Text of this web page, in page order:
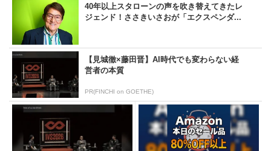
40年以上スタローンの声を吹き替えてきたレ
ジェンド！ささきいさおが「エクスペンダ...
【見城徹×藤田晋】AI時代でも変わらない経
営者の本質
PR(FINCHI on GOETHE)